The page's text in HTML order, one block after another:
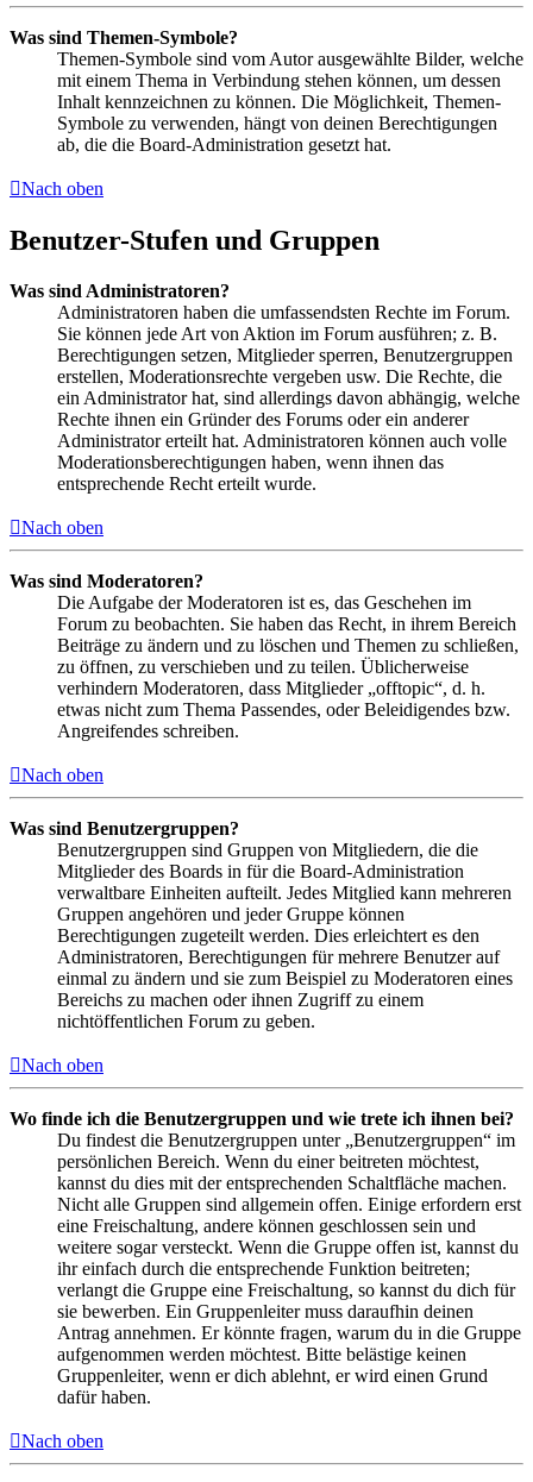
Was sind Themen-Symbole?
Themen-Symbole sind vom Autor ausgewählte Bilder, welche
mit einem Thema in Verbindung stehen können, um dessen
Inhalt kennzeichnen zu können. Die Möglichkeit, Themen-
Symbole zu verwenden, hängt von deinen Berechtigungen
ab, die die Board-Administration gesetzt hat.
Nach oben
Benutzer-Stufen und Gruppen
Was sind Administratoren?
Administratoren haben die umfassendsten Rechte im Forum.
Sie können jede Art von Aktion im Forum ausführen; z. B.
Berechtigungen setzen, Mitglieder sperren, Benutzergruppen
erstellen, Moderationsrechte vergeben usw. Die Rechte, die
ein Administrator hat, sind allerdings davon abhängig, welche
Rechte ihnen ein Gründer des Forums oder ein anderer
Administrator erteilt hat. Administratoren können auch volle
Moderationsberechtigungen haben, wenn ihnen das
entsprechende Recht erteilt wurde.
Nach oben
Was sind Moderatoren?
Die Aufgabe der Moderatoren ist es, das Geschehen im
Forum zu beobachten. Sie haben das Recht, in ihrem Bereich
Beiträge zu ändern und zu löschen und Themen zu schließen,
zu öffnen, zu verschieben und zu teilen. Üblicherweise
verhindern Moderatoren, dass Mitglieder „offtopic“, d. h.
etwas nicht zum Thema Passendes, oder Beleidigendes bzw.
Angreifendes schreiben.
Nach oben
Was sind Benutzergruppen?
Benutzergruppen sind Gruppen von Mitgliedern, die die
Mitglieder des Boards in für die Board-Administration
verwaltbare Einheiten aufteilt. Jedes Mitglied kann mehreren
Gruppen angehören und jeder Gruppe können
Berechtigungen zugeteilt werden. Dies erleichtert es den
Administratoren, Berechtigungen für mehrere Benutzer auf
einmal zu ändern und sie zum Beispiel zu Moderatoren eines
Bereichs zu machen oder ihnen Zugriff zu einem
nichtöffentlichen Forum zu geben.
Nach oben
Wo finde ich die Benutzergruppen und wie trete ich ihnen bei?
Du findest die Benutzergruppen unter „Benutzergruppen“ im
persönlichen Bereich. Wenn du einer beitreten möchtest,
kannst du dies mit der entsprechenden Schaltfläche machen.
Nicht alle Gruppen sind allgemein offen. Einige erfordern erst
eine Freischaltung, andere können geschlossen sein und
weitere sogar versteckt. Wenn die Gruppe offen ist, kannst du
ihr einfach durch die entsprechende Funktion beitreten;
verlangt die Gruppe eine Freischaltung, so kannst du dich für
sie bewerben. Ein Gruppenleiter muss daraufhin deinen
Antrag annehmen. Er könnte fragen, warum du in die Gruppe
aufgenommen werden möchtest. Bitte belästige keinen
Gruppenleiter, wenn er dich ablehnt, er wird einen Grund
dafür haben.
Nach oben